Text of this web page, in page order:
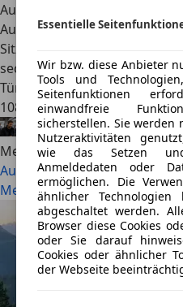
Essentielle
Wir bzw. diese Anbieter
Tools und
Seitenfunktionen
einwandfreie
sicherstellen. Sie werden
Nutzeraktivitäten
wie das Setzen
Anmeldedaten oder
ermöglichen. Die
ähnlicher
abgeschaltet werden.
Browser diese Cookies
oder Sie darauf
Cookies oder ähnlicher
der Webseite
Audi erweitert sein SUV-
Audi Q9 ist 5,31 Meter lang,
Sitze und startet als V6-
sechs elektrisch verstellbare
Türen und ein 4D-
108.400 Euro.
Alexander Nocker·
Mehr lesen
Audi Q9 (2026): Das XXL-
Mercedes GLS an